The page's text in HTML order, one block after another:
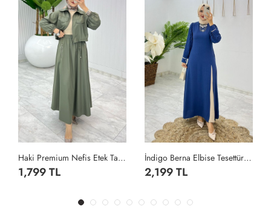
Haki Premium Nefis Etek Takım Tesettür Giyim Haki
1,799 TL
İndigo Berna Elbise Tesettür Giyim İndigo
2,199 TL